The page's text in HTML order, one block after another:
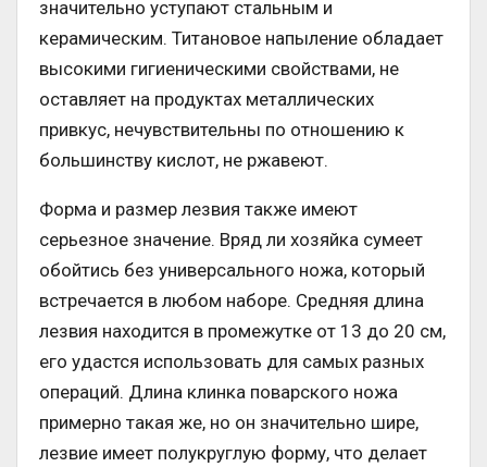
значительно уступают стальным и
керамическим. Титановое напыление обладает
высокими гигиеническими свойствами, не
оставляет на продуктах металлических
привкус, нечувствительны по отношению к
большинству кислот, не ржавеют.
Форма и размер лезвия также имеют
серьезное значение. Вряд ли хозяйка сумеет
обойтись без универсального ножа, который
встречается в любом наборе. Средняя длина
лезвия находится в промежутке от 13 до 20 см,
его удастся использовать для самых разных
операций. Длина клинка поварского ножа
примерно такая же, но он значительно шире,
лезвие имеет полукруглую форму, что делает